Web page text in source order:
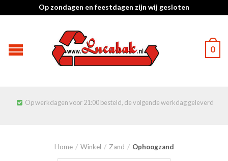
Op zondagen en feestdagen zijn wij gesloten
0
 Op werkdagen voor 21:00 besteld, de volgende werkdag geleverd
Home / Winkel / Zand / Ophoogzand